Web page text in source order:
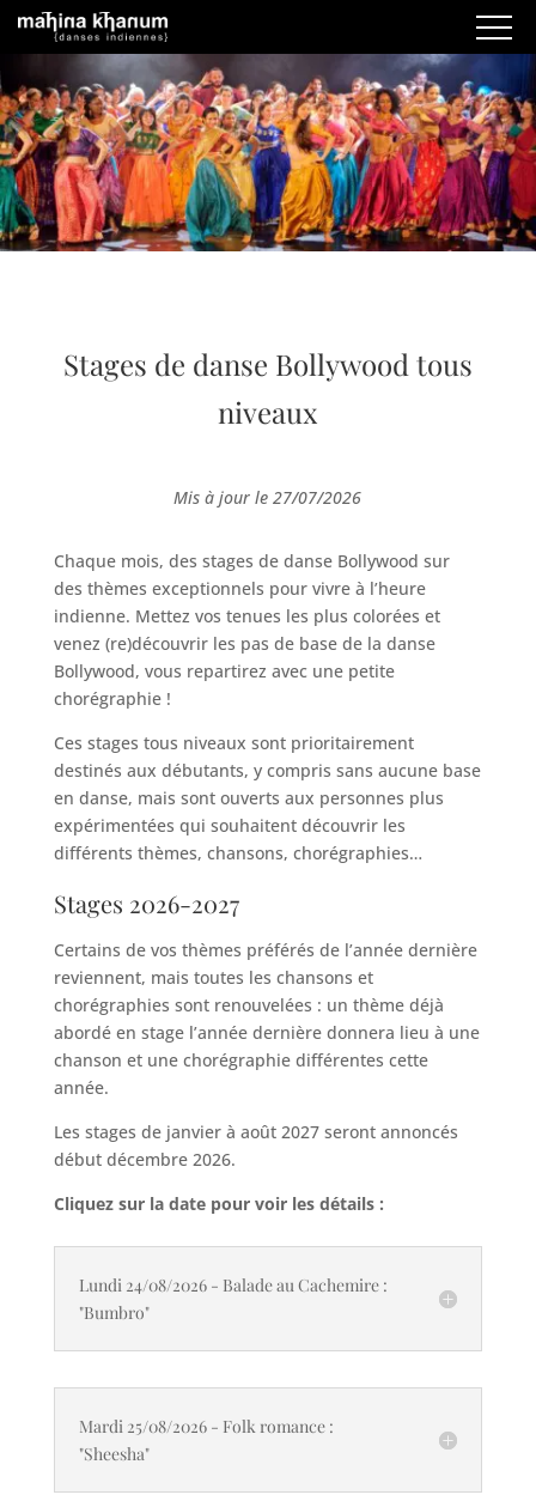
Stages de danse Bollywood tous
niveaux
Mis à jour le 27/07/2026
Chaque mois, des stages de danse Bollywood sur
des thèmes exceptionnels pour vivre à l’heure
indienne. Mettez vos tenues les plus colorées et
venez (re)découvrir les pas de base de la danse
Bollywood, vous repartirez avec une petite
chorégraphie !
Ces stages tous niveaux sont prioritairement
destinés aux débutants, y compris sans aucune base
en danse, mais sont ouverts aux personnes plus
expérimentées qui souhaitent découvrir les
différents thèmes, chansons, chorégraphies…
Stages 2026-2027
Certains de vos thèmes préférés de l’année dernière
reviennent, mais toutes les chansons et
chorégraphies sont renouvelées : un thème déjà
abordé en stage l’année dernière donnera lieu à une
chanson et une chorégraphie différentes cette
année.
Les stages de janvier à août 2027 seront annoncés
début décembre 2026.
Cliquez sur la date pour voir les détails :
Lundi 24/08/2026 - Balade au Cachemire :
"Bumbro"
Mardi 25/08/2026 - Folk romance :
"Sheesha"